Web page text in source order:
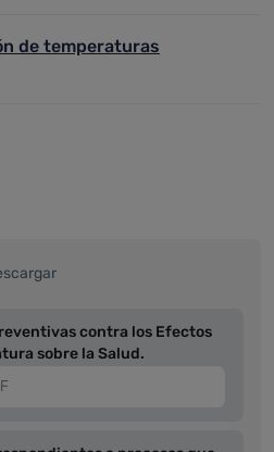
de temperaturas
contra los Efectos
sobre la Salud.